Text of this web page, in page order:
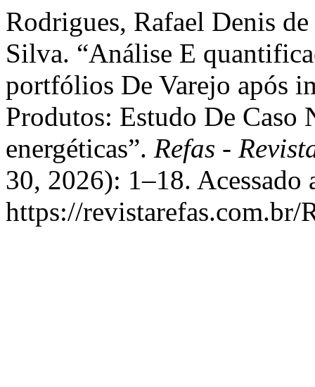
Rodrigues, Rafael Denis
Silva. “Análise E
portfólios De Varejo após
Produtos: Estudo De Caso
energéticas”. Refas -
30, 2026): 1–18. Acessado
https://